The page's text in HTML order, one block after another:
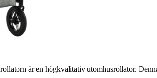
är en högkvalitativ utomhusrollator.